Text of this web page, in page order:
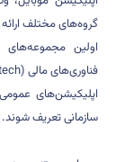
گروه‌های مختلف
اولین مجموعه‌های
فناوری‌های مالی
اپلیکیشن‌های
سازمانی تعریف شوند.